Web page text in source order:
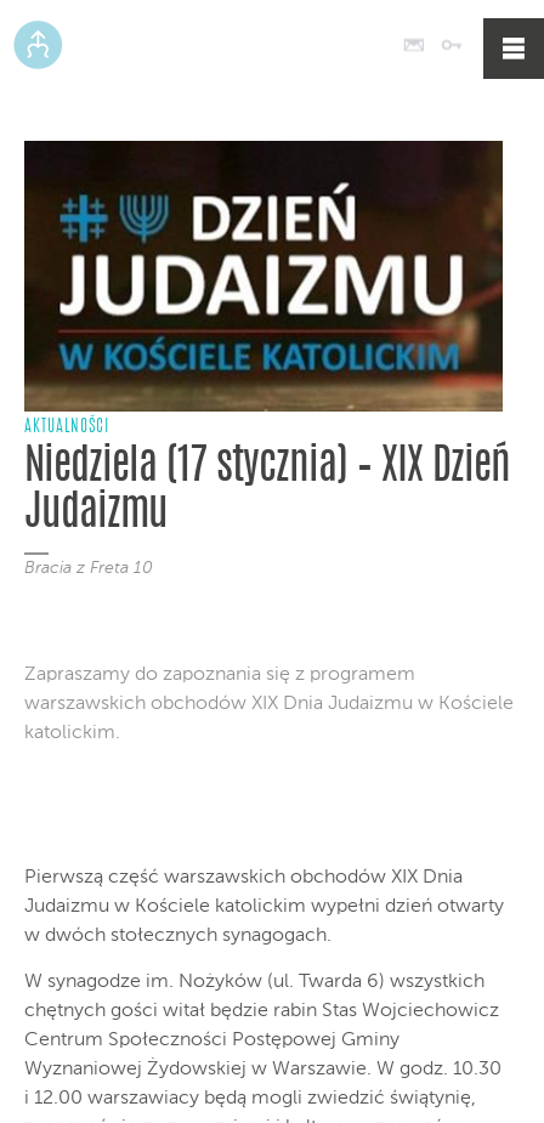
Poczta
AKTUALNOŚCI
Niedziela (17 stycznia) – XIX Dzień
Judaizmu
Bracia z Freta 10
Zapraszamy do zapoznania się z programem
warszawskich obchodów XIX Dnia Judaizmu w Kościele
katolickim.
Pierwszą część warszawskich obchodów XIX Dnia
Judaizmu w Kościele katolickim wypełni dzień otwarty
w dwóch stołecznych synagogach.
W synagodze im. Nożyków (ul. Twarda 6) wszystkich
chętnych gości witał będzie rabin Stas Wojciechowicz
Centrum Społeczności Postępowej Gminy
Wyznaniowej Żydowskiej w Warszawie. W godz. 10.30
i 12.00 warszawiacy będą mogli zwiedzić świątynię,